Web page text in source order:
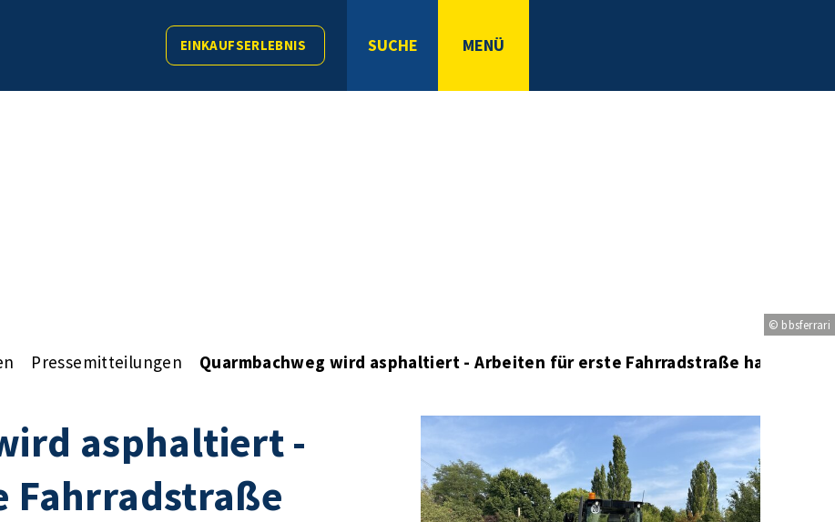
EINKAUFSERLEBNIS SUCHE MENÜ
© bbsferrari
Pressemitteilungen Quarmbachweg wird asphaltiert - Arbeiten für erste Fahrradstraße haben
asphaltiert -
Fahrradstraße